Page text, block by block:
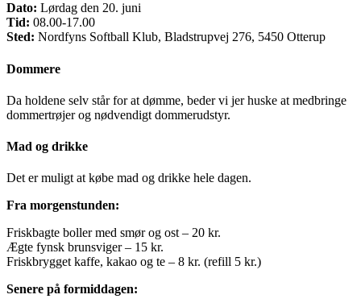
Dato: Lørdag den 20. juni
Tid: 08.00-17.00
Sted: Nordfyns Softball Klub, Bladstrupvej 276, 5450 Otterup
Dommere
Da holdene selv står for at dømme, beder vi jer huske at medbringe
dommertrøjer og nødvendigt dommerudstyr.
Mad og drikke
Det er muligt at købe mad og drikke hele dagen.
Fra morgenstunden:
Friskbagte boller med smør og ost – 20 kr.
Ægte fynsk brunsviger – 15 kr.
Friskbrygget kaffe, kakao og te – 8 kr. (refill 5 kr.)
Senere på formiddagen: